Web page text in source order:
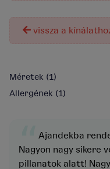
vissza a
Méretek (1)
Allergének (1)
“Ajandekba
Nagyon nagy sikere
pillanatok alatt!